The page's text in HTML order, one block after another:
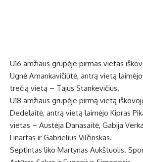
U16 amžiaus grupėje pirmas vietas
Ugnė Amankavičiūtė, antrą vietą
trečią vietą – Tajus Stankevičius.
U18 amžiaus grupėje pirmą vietą
Dedelaitė, antrą vietą laimėjo Kipras
vietas – Austėja Danasaitė, Gabija
Linartas ir Gabrielius Vilčinskas.
Septintas liko Martynas Aukštuolis.